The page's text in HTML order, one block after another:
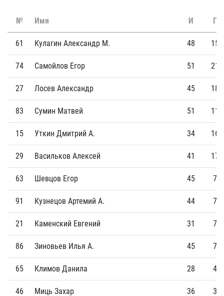
№ Имя И Г
61 Кулагин Александр М. 48 15
74 Самойлов Егор 51 21
27 Лосев Александр 45 18
83 Сумин Матвей 51 11
15 Уткин Дмитрий А. 34 16
29 Васильков Алексей 41 17
63 Шевцов Егор 45 7
91 Кузнецов Артемий А. 44 7
21 Каменский Евгений 31 7
86 Зиновьев Илья А. 45 7
65 Климов Данила 28 4
46 Миць Захар 36 3